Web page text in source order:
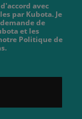
avec
par Kubota. Je
de
et les
Politique de